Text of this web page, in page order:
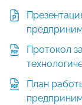
Протокол
План